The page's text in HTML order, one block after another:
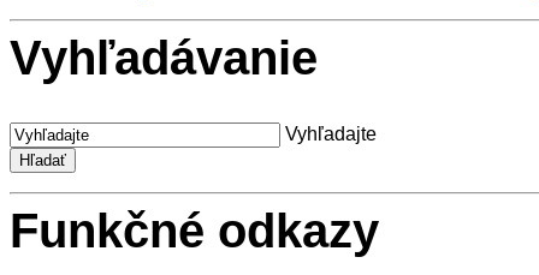
Vyhľadávanie
Vyhľadajte
Funkčné odkazy